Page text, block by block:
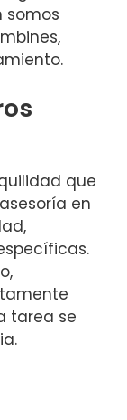
somos
que
en
tarea se